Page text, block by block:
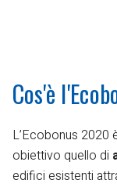
Cos'è
L’Ecobonus 2020
obiettivo quello di
edifici esistenti